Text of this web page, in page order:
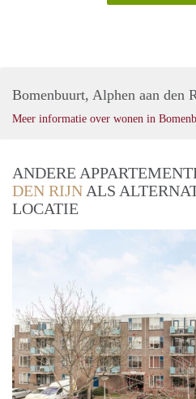
Bomenbuurt, Alphen aan den
Meer informatie over wonen in
ANDERE
DEN RIJN ALS
LOCATIE